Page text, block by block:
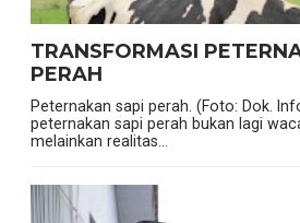
TRANSFORMASI
PERAH
Peternakan sapi perah. (Foto: Dok.
peternakan sapi perah bukan lagi
melainkan realitas...